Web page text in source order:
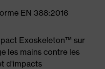
EN 388:2016
Exoskeleton™ sur
les mains contre les
d'impacts